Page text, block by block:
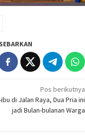
Pos berikutnya
di Jalan Raya, Dua Pria ini
jadi Bulan-bulanan Warga